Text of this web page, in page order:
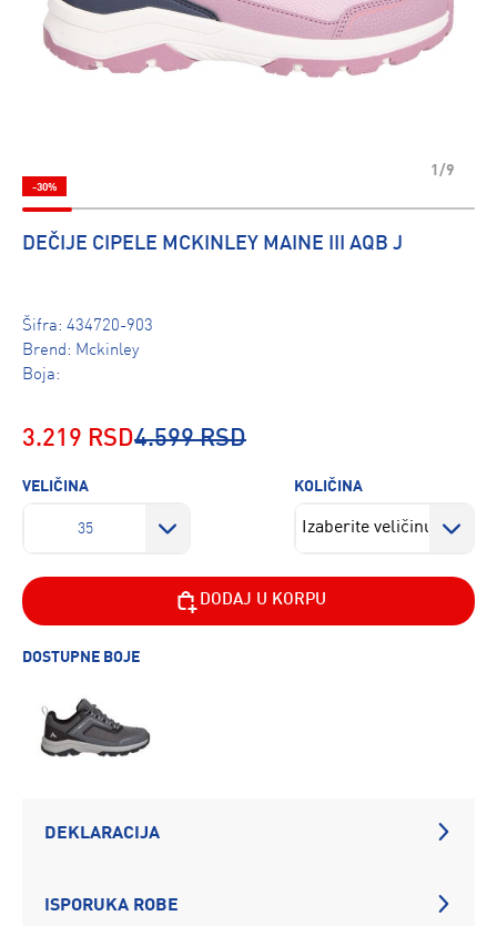
1/9
-30%
DEČIJE CIPELE MCKINLEY MAINE III AQB J
Šifra: 434720-903
Brend: Mckinley
Boja:
3.219 RSD4.599 RSD
VELIČINA
35
KOLIČINA
DODAJ U KORPU
DOSTUPNE BOJE
DEKLARACIJA
ISPORUKA ROBE